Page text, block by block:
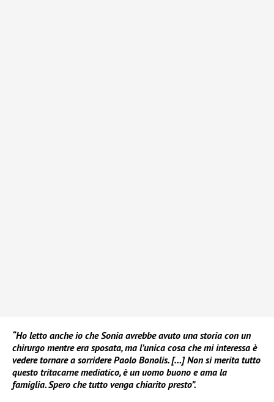
“Ho letto anche io che Sonia avrebbe avuto una storia con un
chirurgo mentre era sposata, ma l’unica cosa che mi interessa è
vedere tornare a sorridere Paolo Bonolis. […] Non si merita tutto
questo tritacarne mediatico, è un uomo buono e ama la
famiglia. Spero che tutto venga chiarito presto”.